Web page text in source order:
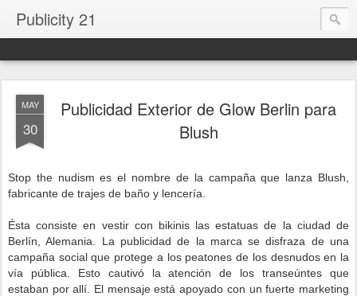
Publicity 21
MAY
30
Publicidad Exterior de Glow Berlin para
Blush
Stop the nudism es el nombre de la campaña que lanza Blush,
fabricante de trajes de baño y lencería.
Ésta consiste en vestir con bikinis las estatuas de la ciudad de
Berlín, Alemania. La publicidad de la marca se disfraza de una
campaña social que protege a los peatones de los desnudos en la
vía pública. Esto cautivó la atención de los transeúntes que
estaban por allí. El mensaje está apoyado con un fuerte marketing